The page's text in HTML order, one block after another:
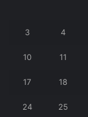
3 4
10 11
17 18
24 25